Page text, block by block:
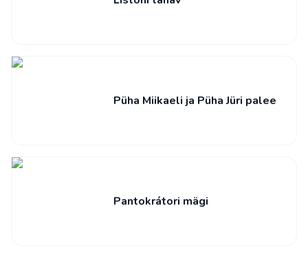
Püha Miikaeli ja Püha Jüri palee
Pantokrátori mägi